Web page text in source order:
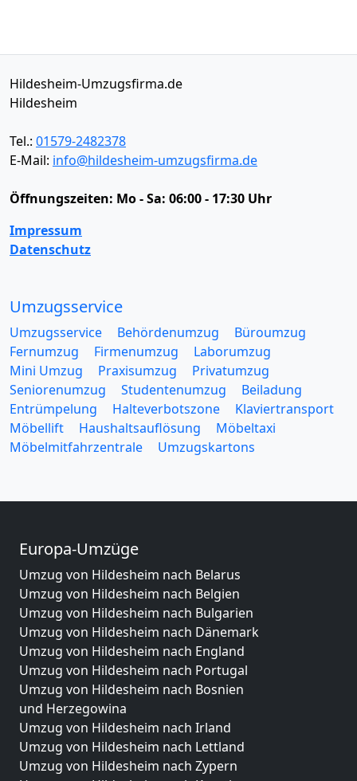
Hildesheim-Umzugsfirma.de
Hildesheim
Tel.: 01579-2482378
E-Mail: info@hildesheim-umzugsfirma.de
Öffnungszeiten: Mo - Sa: 06:00 - 17:30 Uhr
Impressum
Datenschutz
Umzugsservice
Umzugsservice Behördenumzug
Büroumzug
Fernumzug
Firmenumzug
Laborumzug
Mini Umzug
Praxisumzug
Privatumzug
Seniorenumzug
Studentenumzug
Beiladung
Entrümpelung
Halteverbotszone
Klaviertransport
Möbellift
Haushaltsauflösung
Möbeltaxi
Möbelmitfahrzentrale
Umzugskartons
Europa-Umzüge
Umzug von Hildesheim nach Belarus
Umzug von Hildesheim nach Belgien
Umzug von Hildesheim nach Bulgarien
Umzug von Hildesheim nach Dänemark
Umzug von Hildesheim nach England
Umzug von Hildesheim nach Portugal
Umzug von Hildesheim nach Bosnien
und Herzegowina
Umzug von Hildesheim nach Irland
Umzug von Hildesheim nach Lettland
Umzug von Hildesheim nach Zypern